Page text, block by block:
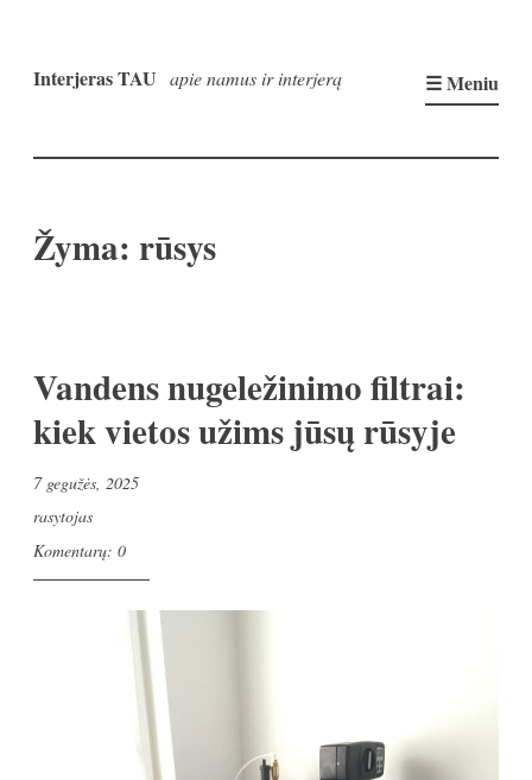
prie
Interjeras TAU apie namus ir interjerą ☰ Meniu
Žyma: rūsys
Vandens nugeležinimo filtrai:
kiek vietos užims jūsų rūsyje
7 gegužės, 2025
rasytojas
Komentarų: 0